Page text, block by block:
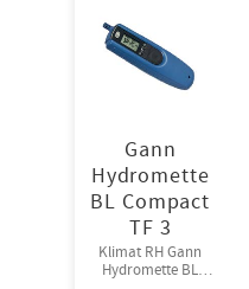
Gann
Hydromette
BL Compact
TF 3
Klimat RH Gann
Hydromette BL